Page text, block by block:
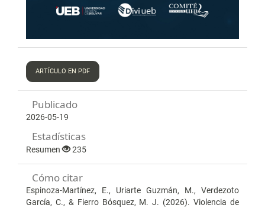
ARTÍCULO EN PDF
Publicado
2026-05-19
Estadísticas
Resumen 235
Cómo citar
Espinoza-Martínez, E., Uriarte Guzmán, M., Verdezoto
García, C., & Fierro Bósquez, M. J. (2026). Violencia de